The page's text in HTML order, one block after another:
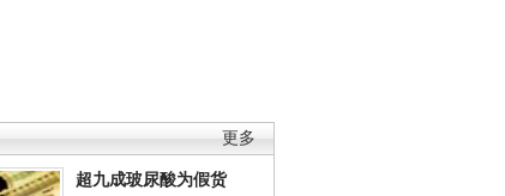
更多
超九成玻尿酸为假货